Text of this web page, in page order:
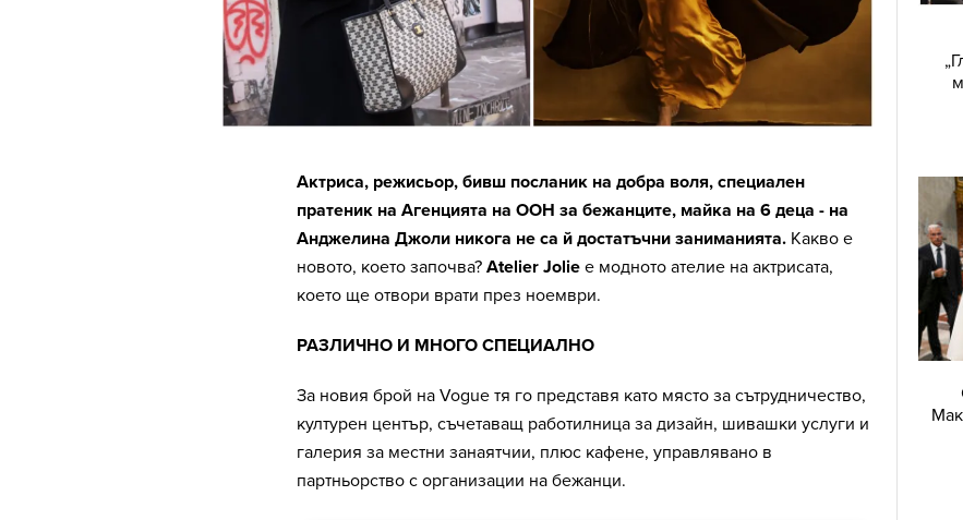
Актриса, режисьор, бивш посланик на добра воля, специален
пратеник на Агенцията на ООН за бежанците, майка на 6 деца - на
Анджелина Джоли никога не са й достатъчни заниманията. Какво е
новото, което започва? Atelier Jolie е модното ателие на актрисата,
което ще отвори врати през ноември.
РАЗЛИЧНО И МНОГО СПЕЦИАЛНО
За новия брой на Vogue тя го представя като място за сътрудничество,
културен център, съчетаващ работилница за дизайн, шивашки услуги и
галерия за местни занаятчии, плюс кафене, управлявано в
партньорство с организации на бежанци.